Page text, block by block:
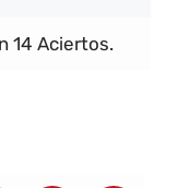
14 Aciertos.